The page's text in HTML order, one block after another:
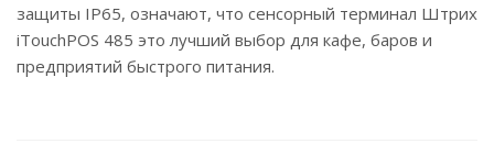
защиты IP65, означают, что сенсорный терминал Штрих
iTouchPOS 485 это лучший выбор для кафе, баров и
предприятий быстрого питания.